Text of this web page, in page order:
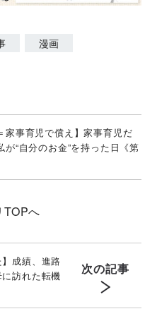
漫画
家事育児で償え】家事育児だ
が“自分のお金”を持った日《第
TOPへ
成績、進路
訪れた転機
次の記事